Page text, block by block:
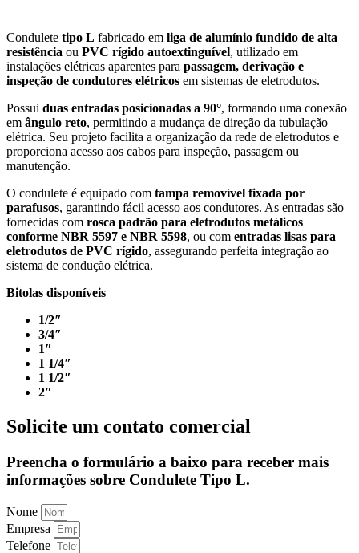
Condulete tipo L fabricado em liga de alumínio fundido de alta
resistência ou PVC rígido autoextinguível, utilizado em
instalações elétricas aparentes para passagem, derivação e
inspeção de condutores elétricos em sistemas de eletrodutos.
Possui duas entradas posicionadas a 90°, formando uma conexão
em ângulo reto, permitindo a mudança de direção da tubulação
elétrica. Seu projeto facilita a organização da rede de eletrodutos e
proporciona acesso aos cabos para inspeção, passagem ou
manutenção.
O condulete é equipado com tampa removível fixada por
parafusos, garantindo fácil acesso aos condutores. As entradas são
fornecidas com rosca padrão para eletrodutos metálicos
conforme NBR 5597 e NBR 5598, ou com entradas lisas para
eletrodutos de PVC rígido, assegurando perfeita integração ao
sistema de condução elétrica.
Bitolas disponíveis
1/2″
3/4″
1″
1 1/4″
1 1/2″
2″
Solicite um contato comercial
Preencha o formulário a baixo para receber mais
informações sobre Condulete Tipo L.
Nome
Empresa
Telefone